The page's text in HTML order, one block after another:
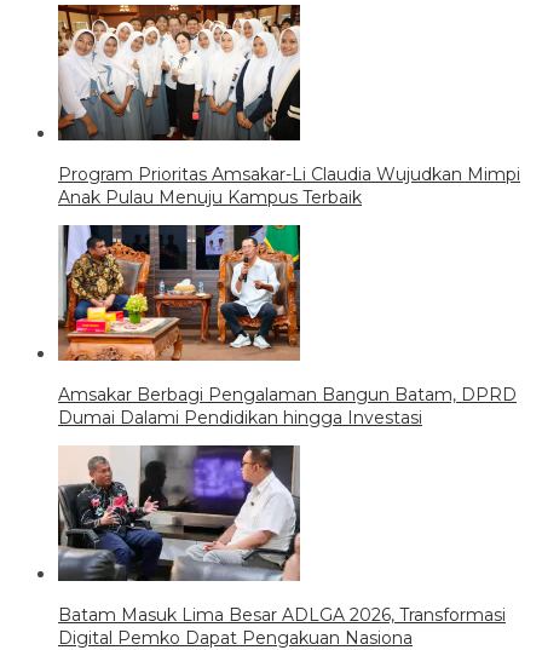
Program Prioritas Amsakar-Li Claudia Wujudkan Mimpi
Anak Pulau Menuju Kampus Terbaik
Amsakar Berbagi Pengalaman Bangun Batam, DPRD
Dumai Dalami Pendidikan hingga Investasi
Batam Masuk Lima Besar ADLGA 2026, Transformasi
Digital Pemko Dapat Pengakuan Nasiona